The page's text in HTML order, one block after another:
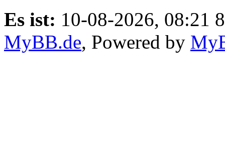
Es ist: 10-08-2026, 08:21 8
MyBB.de, Powered by